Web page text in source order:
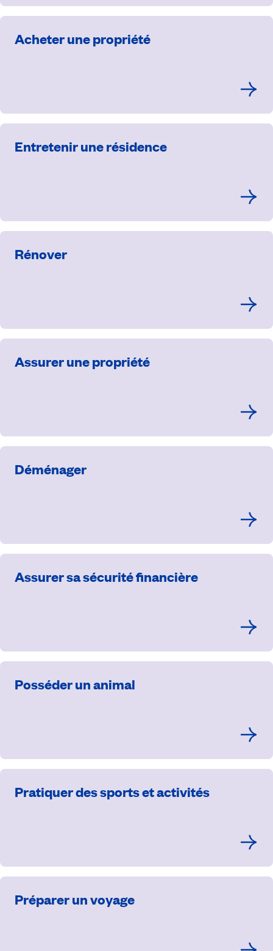
Acheter une propriété
Entretenir une résidence
Rénover
Assurer une propriété
Déménager
Assurer sa sécurité financière
Posséder un animal
Pratiquer des sports et activités
Préparer un voyage